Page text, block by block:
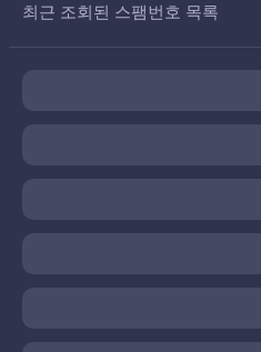
최근 조회된 스팸번호 목록